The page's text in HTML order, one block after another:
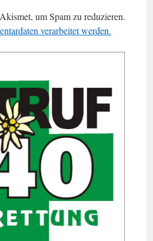
um Spam zu reduzieren.
verarbeitet werden.